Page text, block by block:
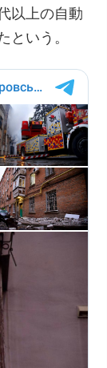
以上の自動
という。